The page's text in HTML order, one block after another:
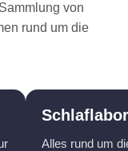
von
rund um die
Alles rund um